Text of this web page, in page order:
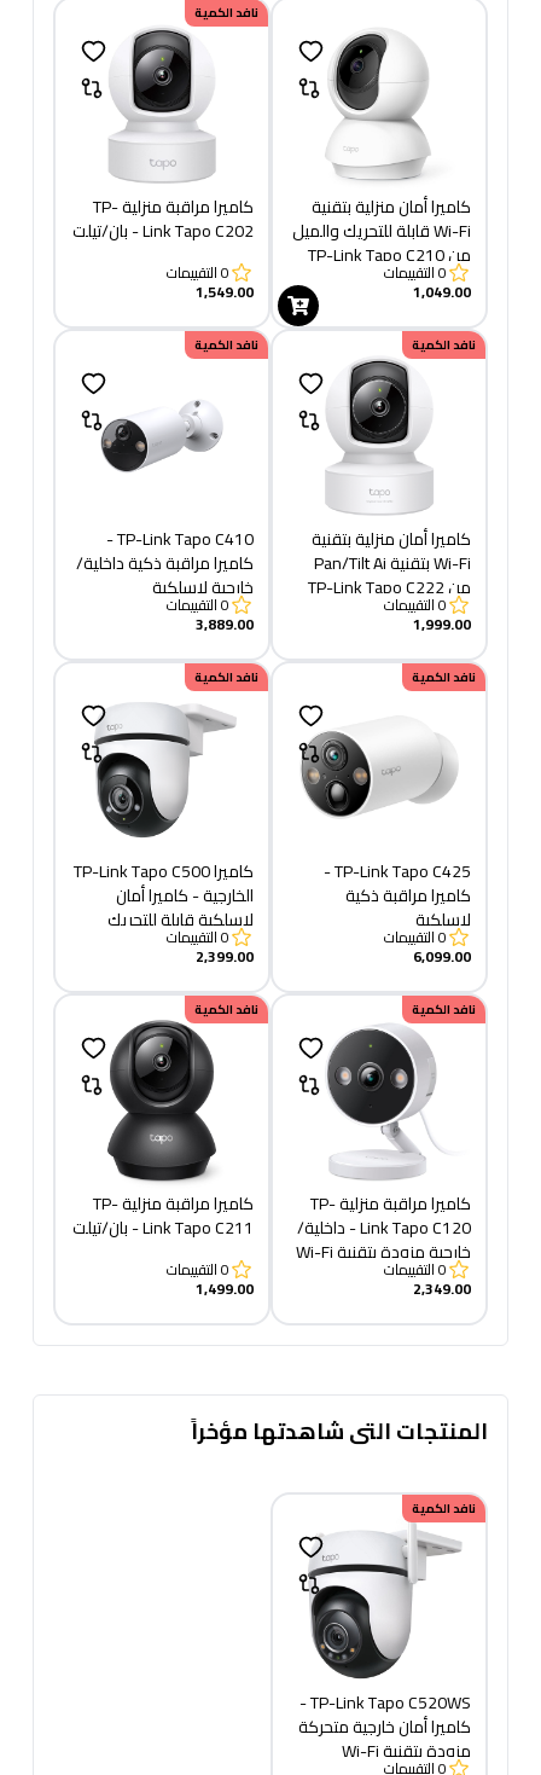
كاميرا أمان منزلية بتقنية
Wi-Fi قابلة للتحريك والميل
من TP-Link Tapo C210
0التقييمات
1,049.00
نافد الكمية
كاميرا مراقبة منزلية TP-
Link Tapo C202 - بان/تيلت
0التقييمات
1,549.00
نافد الكمية
كاميرا أمان منزلية بتقنية
Wi-Fi بتقنية Pan/Tilt Ai
من TP-Link Tapo C222
0التقييمات
1,999.00
نافد الكمية
TP-Link Tapo C410 -
كاميرا مراقبة ذكية داخلية/
خارجية لاسلكية
0التقييمات
3,889.00
نافد الكمية
TP-Link Tapo C425 -
كاميرا مراقبة ذكية
لاسلكية
0التقييمات
6,099.00
نافد الكمية
كاميرا TP-Link Tapo C500
الخارجية - كاميرا أمان
لاسلكية قابلة للتحريك
والإمالة
0التقييمات
2,399.00
نافد الكمية
كاميرا مراقبة منزلية TP-
Link Tapo C120 - داخلية/
خارجية مزودة بتقنية Wi-Fi
0التقييمات
2,349.00
نافد الكمية
كاميرا مراقبة منزلية TP-
Link Tapo C211 - بان/تيلت
0التقييمات
1,499.00
المنتجات التى شاهدتها مؤخراً
نافد الكمية
TP-Link Tapo C520WS -
كاميرا أمان خارجية متحركة
مزودة بتقنية Wi-Fi
0التقييمات